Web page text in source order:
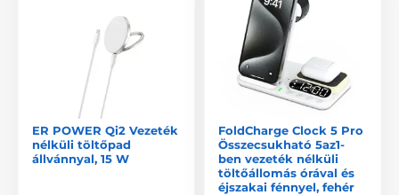
ER POWER Qi2 Vezeték
nélküli töltőpad
állvánnyal, 15 W
FoldCharge Clock 5 Pro
Összecsukható 5az1-
ben vezeték nélküli
töltőállomás órával és
éjszakai fénnyel, fehér